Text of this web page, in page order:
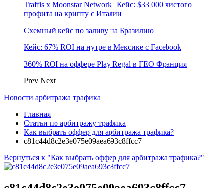
Traffis x Moonstar Network | Кейс: $33 000 чистого
профита на крипту с Италии
Схемный кейс по заливу на Бразилию
Кейс: 67% ROI на нутре в Мексике с Facebook
360% ROI на оффере Play Regal в ГЕО Франция
Prev Next
Новости арбитража трафика
Главная
Статьи по арбитражу трафика
Как выбрать оффер для арбитража трафика?
c81c44d8c2e3e075e09aea693c8ffcc7
Вернуться к "Как выбрать оффер для арбитража трафика?"